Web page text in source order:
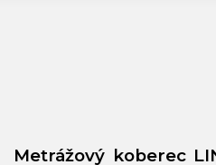
Metrážový koberec